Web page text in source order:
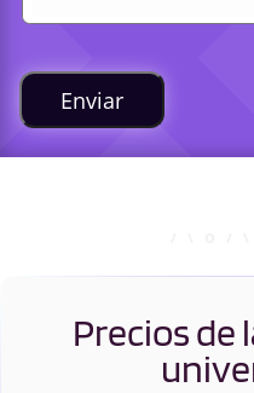
Enviar
Precios de